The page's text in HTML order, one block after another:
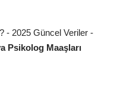
- 2025 Güncel Veriler -
Psikolog Maaşları